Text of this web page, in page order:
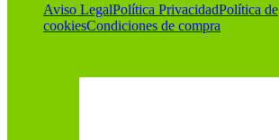
Aviso LegalPolítica PrivacidadPolítica de
cookiesCondiciones de compra